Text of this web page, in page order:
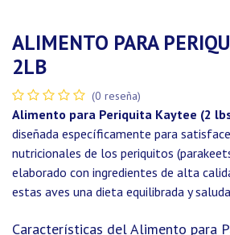
ALIMENTO PARA
2LB
(0 reseña)
Alimento para Periquita Kaytee (2
diseñada específicamente para
nutricionales de los periquitos
elaborado con ingredientes de alta
estas aves una dieta equilibrada y
Características del Alimento para